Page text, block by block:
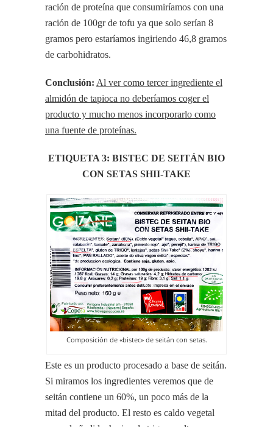
ración de proteína que consumiríamos con una
ración de 100gr de tofu ya que solo serían 8
gramos pero estaríamos ingiriendo 46,8 gramos
de carbohidratos.
Conclusión: Al ver como tercer ingrediente el
almidón de tapioca no deberíamos coger el
producto y mucho menos incorporarlo como
una fuente de proteínas.
ETIQUETA 3: BISTEC DE SEITÁN BIO
CON SETAS SHII-TAKE
Composición de «bistec» de seitán con setas.
Este es un producto procesado a base de seitán.
Si miramos los ingredientes veremos que de
seitán contiene un 60%, un poco más de la
mitad del producto. El resto es caldo vegetal